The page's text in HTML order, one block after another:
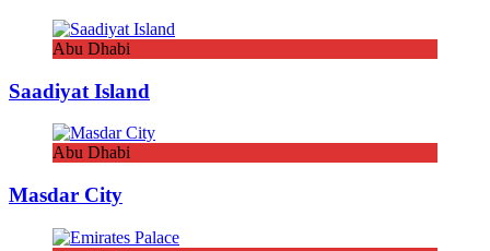
Abu Dhabi
Saadiyat Island
Abu Dhabi
Masdar City